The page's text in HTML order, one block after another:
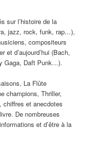
sur l’histoire de la
jazz, rock, funk, rap…),
compositeurs
et d’aujourd’hui (Bach,
Gaga, Daft Punk…).
La Flûte
champions, Thriller,
et anecdotes
De nombreuses
et d’être à la